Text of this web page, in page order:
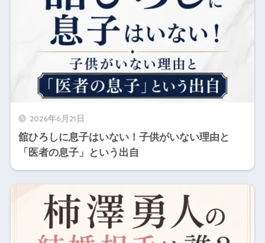
2026年6月21日
舘ひろしに息子はいない！子供がいない理由と
「医者の息子」という出自